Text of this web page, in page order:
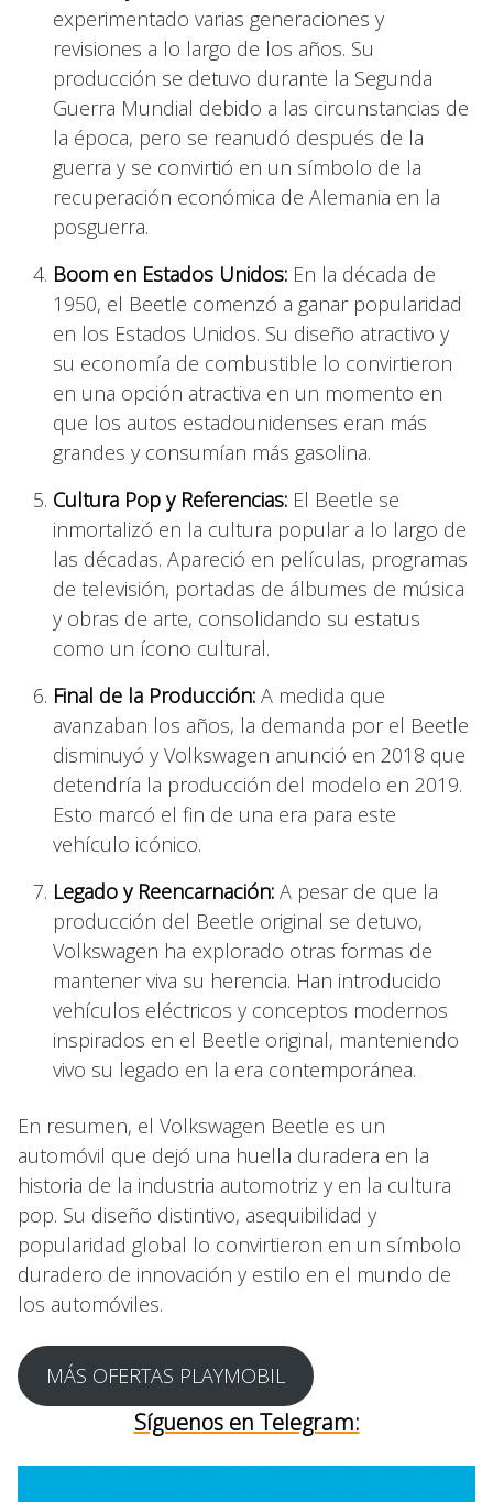
experimentado varias generaciones y
revisiones a lo largo de los años. Su
producción se detuvo durante la Segunda
Guerra Mundial debido a las circunstancias de
la época, pero se reanudó después de la
guerra y se convirtió en un símbolo de la
recuperación económica de Alemania en la
posguerra.
Boom en Estados Unidos: En la década de
1950, el Beetle comenzó a ganar popularidad
en los Estados Unidos. Su diseño atractivo y
su economía de combustible lo convirtieron
en una opción atractiva en un momento en
que los autos estadounidenses eran más
grandes y consumían más gasolina.
Cultura Pop y Referencias: El Beetle se
inmortalizó en la cultura popular a lo largo de
las décadas. Apareció en películas, programas
de televisión, portadas de álbumes de música
y obras de arte, consolidando su estatus
como un ícono cultural.
Final de la Producción: A medida que
avanzaban los años, la demanda por el Beetle
disminuyó y Volkswagen anunció en 2018 que
detendría la producción del modelo en 2019.
Esto marcó el fin de una era para este
vehículo icónico.
Legado y Reencarnación: A pesar de que la
producción del Beetle original se detuvo,
Volkswagen ha explorado otras formas de
mantener viva su herencia. Han introducido
vehículos eléctricos y conceptos modernos
inspirados en el Beetle original, manteniendo
vivo su legado en la era contemporánea.
En resumen, el Volkswagen Beetle es un
automóvil que dejó una huella duradera en la
historia de la industria automotriz y en la cultura
pop. Su diseño distintivo, asequibilidad y
popularidad global lo convirtieron en un símbolo
duradero de innovación y estilo en el mundo de
los automóviles.
MÁS OFERTAS PLAYMOBIL
Síguenos en Telegram: